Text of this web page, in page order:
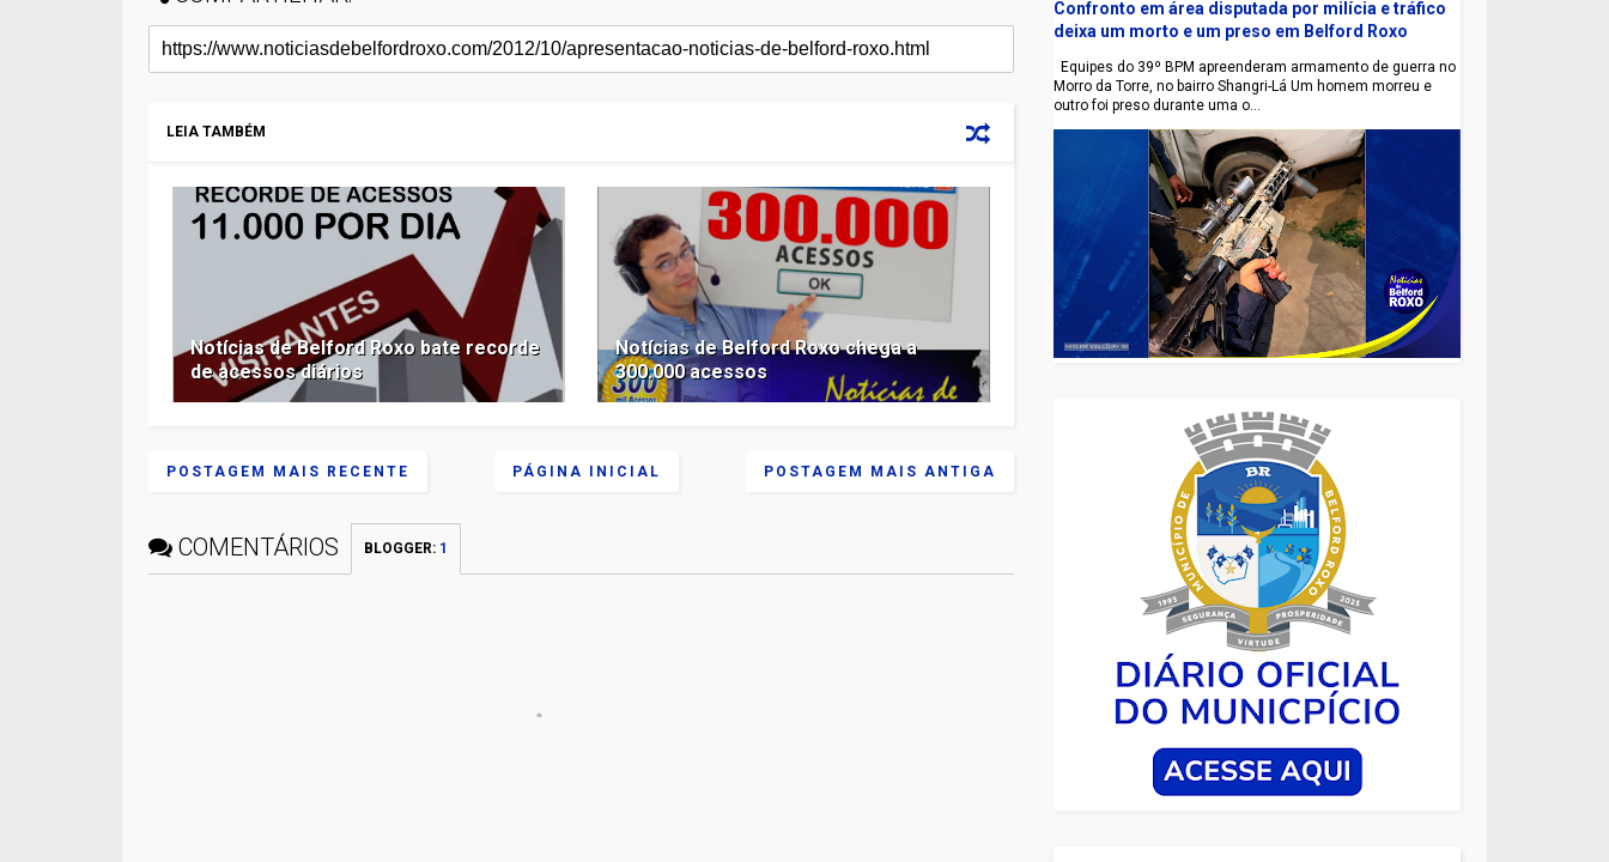
LEIA TAMBÉM
Notícias de Belford Roxo bate recorde
de acessos diários
Notícias de Belford Roxo chega a
300.000 acessos
POSTAGEM MAIS RECENTE POSTAGEM MAIS ANTIGA
PÁGINA INICIAL
COMENTÁRIOS BLOGGER: 1
Confronto em área disputada por milícia e tráfico
deixa um morto e um preso em Belford Roxo
Equipes do 39º BPM apreenderam armamento de guerra no
Morro da Torre, no bairro Shangri-Lá Um homem morreu e
outro foi preso durante uma o...